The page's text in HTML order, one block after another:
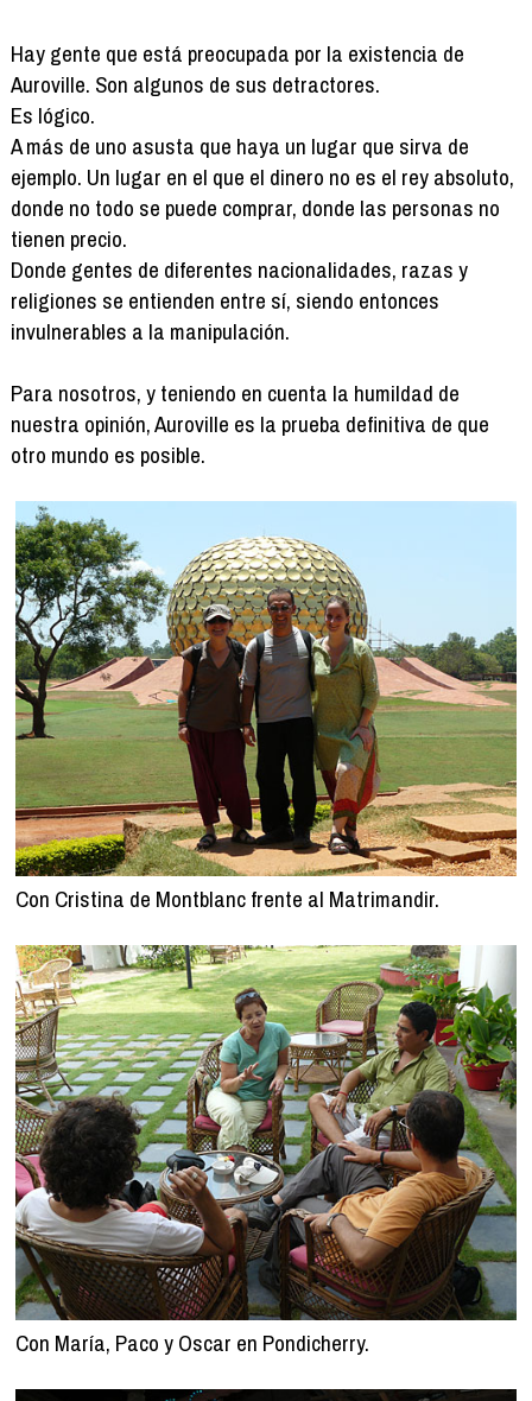
Hay gente que está preocupada por la existencia de
Auroville. Son algunos de sus detractores.
Es lógico.
A más de uno asusta que haya un lugar que sirva de
ejemplo. Un lugar en el que el dinero no es el rey absoluto,
donde no todo se puede comprar, donde las personas no
tienen precio.
Donde gentes de diferentes nacionalidades, razas y
religiones se entienden entre sí, siendo entonces
invulnerables a la manipulación.
Para nosotros, y teniendo en cuenta la humildad de
nuestra opinión, Auroville es la prueba definitiva de que
otro mundo es posible.
Con Cristina de Montblanc frente al Matrimandir.
Con María, Paco y Oscar en Pondicherry.